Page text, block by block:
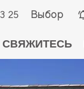
25 Выбор
СВЯЖИТЕСЬ